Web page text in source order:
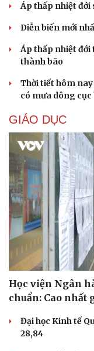
Cải chính
Áp thấp nhiệt đới
Diễn biến mới
Áp thấp nhiệt
thành bão
Thời tiết hôm nay
có mưa dông cục
GIÁO DỤC
Học viện Ngân
chuẩn: Cao nhất
Đại học Kinh tế
28,84